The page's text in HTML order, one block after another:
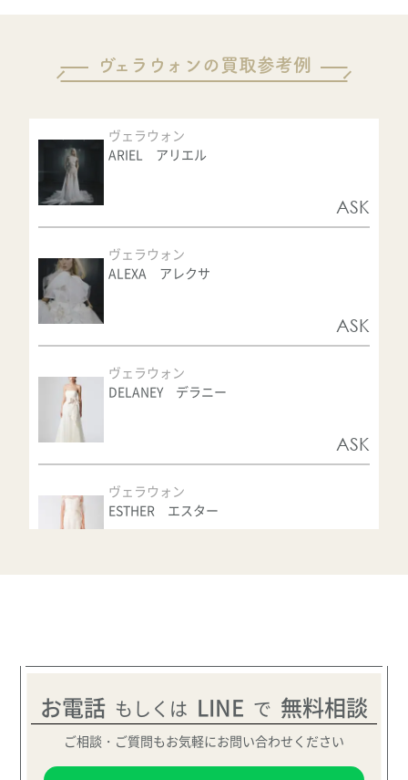
ヴェラウォンの買取参考例
ヴェラウォン
ARIEL アリエル
ASK
ヴェラウォン
ALEXA アレクサ
ASK
ヴェラウォン
DELANEY デラニー
ASK
ヴェラウォン
ESTHER エスター
ヴェラウォン
HAYLEY ヘイリー
お電話 もしくは LINE で 無料相談
ご相談・ご質問もお気軽にお問い合わせください